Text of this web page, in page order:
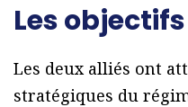
Les
Les deux alliés ont
stratégiques du